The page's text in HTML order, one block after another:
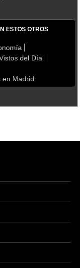
ESTOS OTROS
del Día
en Madrid